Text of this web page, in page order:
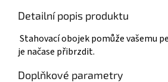
Detailní popis produktu
Stahovací obojek pomůže vašemu
je načase přibrzdit.
Doplňkové parametry